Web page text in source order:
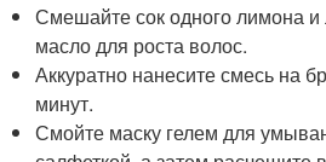
Смешайте сок одного лимона и
масло для роста волос.
Аккуратно нанесите смесь на
минут.
Смойте маску гелем для